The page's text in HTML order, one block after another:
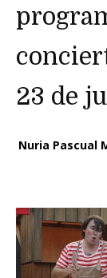
23 de
Nuria Pascual